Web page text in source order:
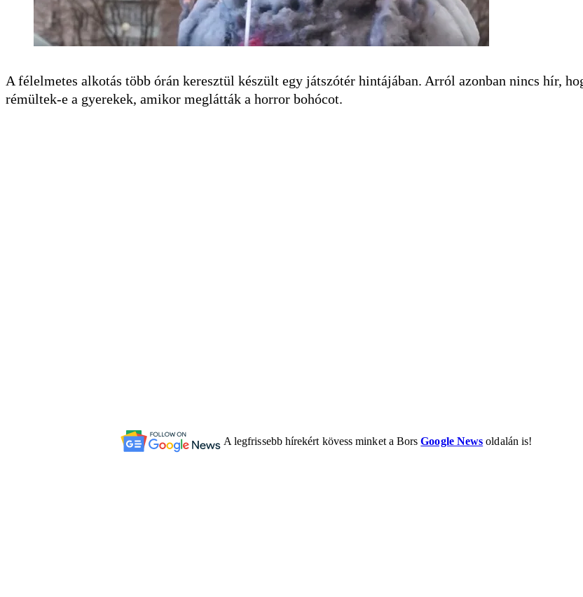
A félelmetes alkotás több órán keresztül készült egy játszótér hintájában. Arról azonban nincs hír,
rémültek-e a gyerekek, amikor meglátták a horror bohócot.
A legfrissebb hírekért kövess minket a BorsGoogle News oldalán is!